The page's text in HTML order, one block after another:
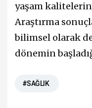
yaşam
Araştırma
bilimsel olarak
dönemin
#SAĞLIK